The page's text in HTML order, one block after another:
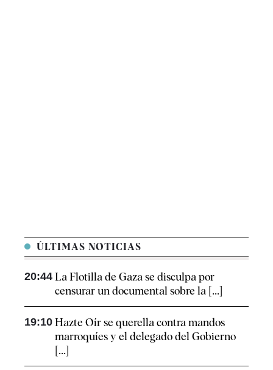
ÚLTIMAS NOTICIAS
20:44 La Flotilla de Gaza se disculpa por
censurar un documental sobre la [...]
19:10 Hazte Oír se querella contra mandos
marroquíes y el delegado del Gobierno
[...]